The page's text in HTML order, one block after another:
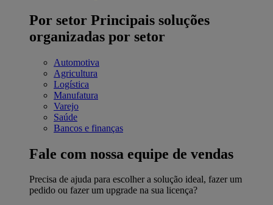
Por setor Principais soluções
organizadas por setor
Automotiva
Agricultura
Logística
Manufatura
Varejo
Saúde
Bancos e finanças
Fale com nossa equipe de vendas
Precisa de ajuda para escolher a solução ideal, fazer um
pedido ou fazer um upgrade na sua licença?